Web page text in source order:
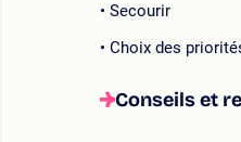
Secourir
Choix des
Conseils et